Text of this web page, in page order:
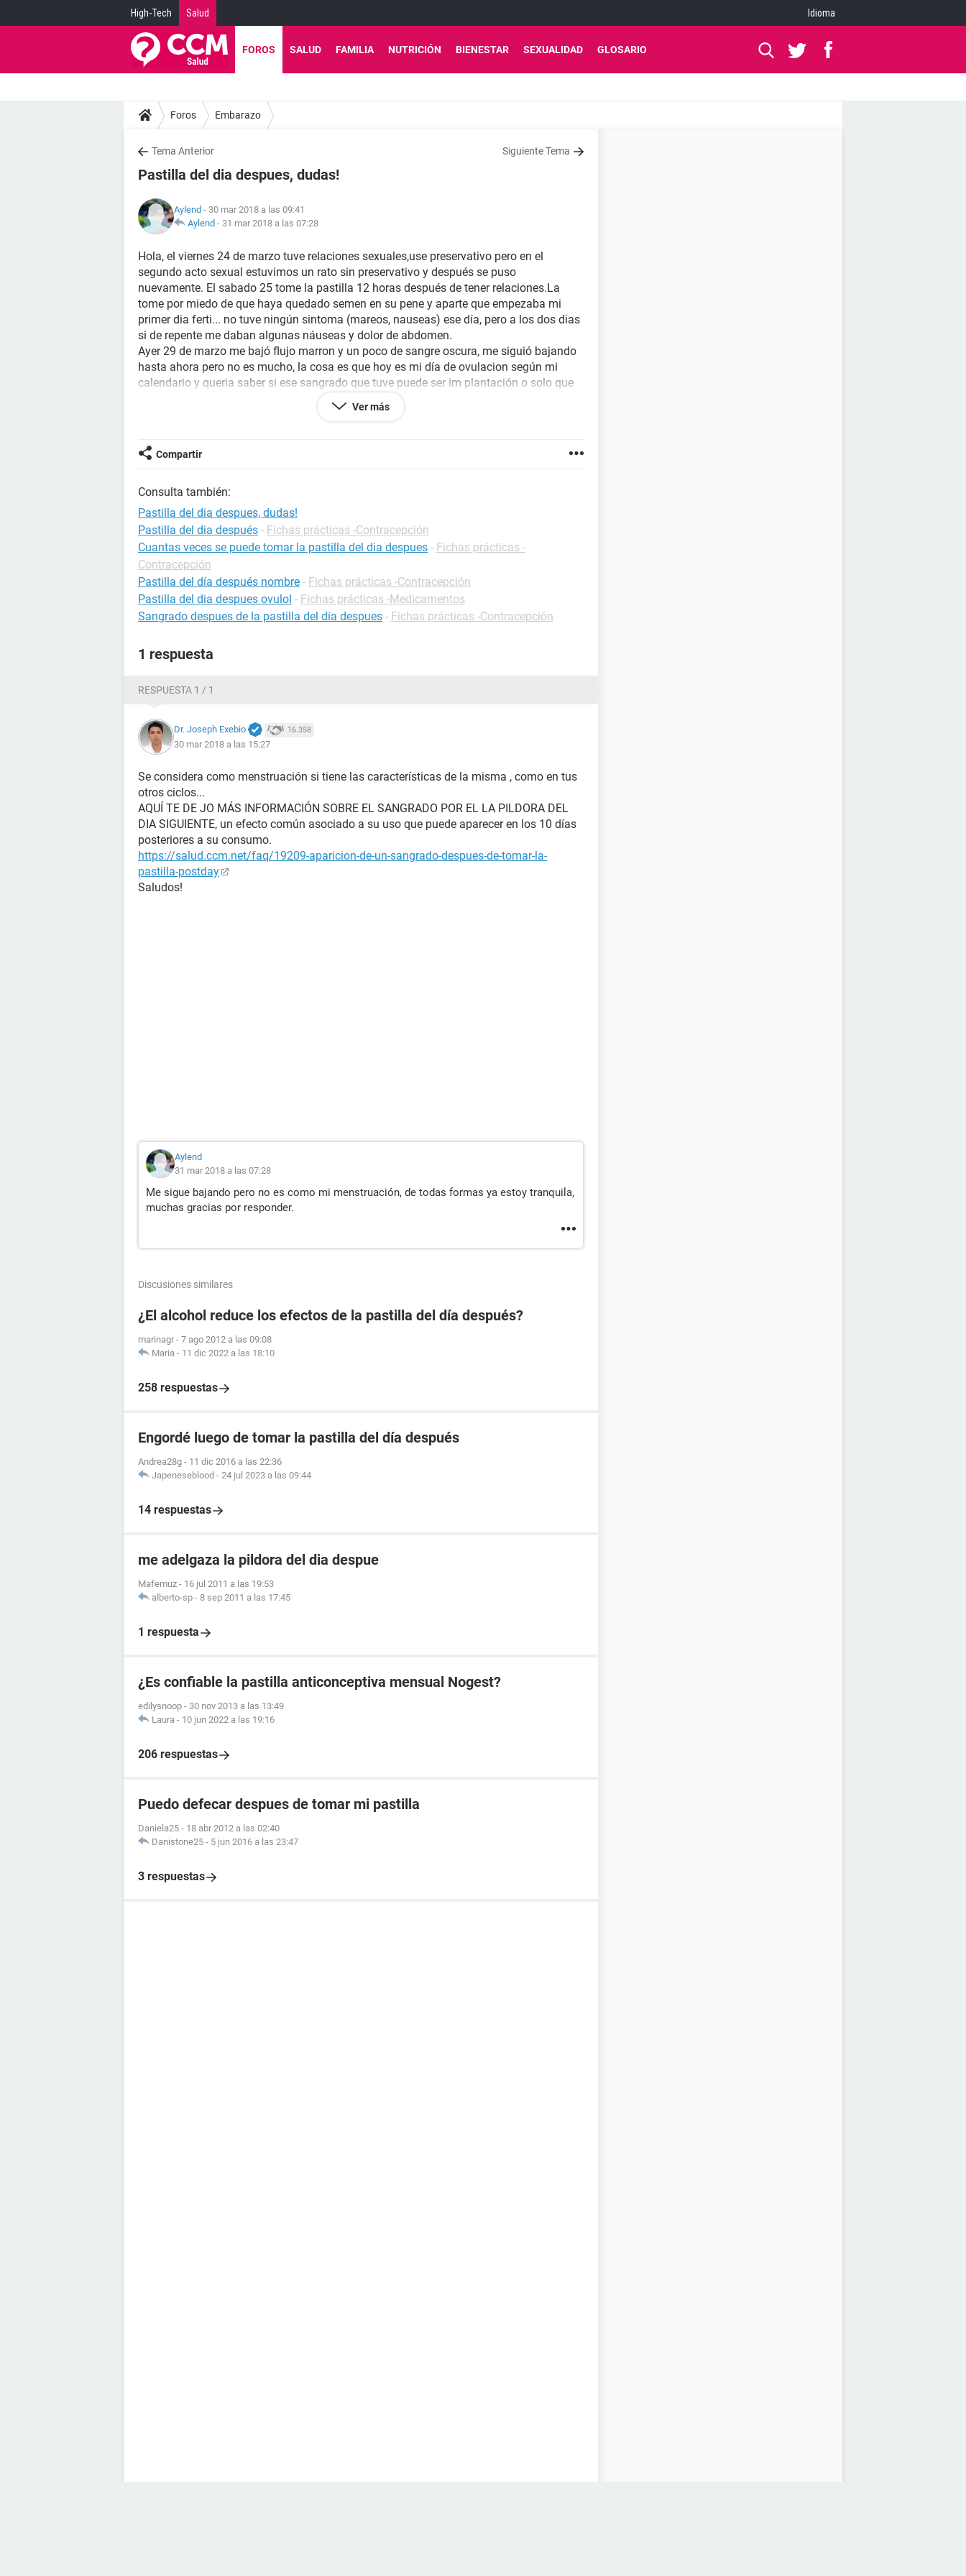
High-Tech Salud Idioma
FOROS SALUD FAMILIA NUTRICIÓN BIENESTAR SEXUALIDAD GLOSARIO
Foros Embarazo
Tema Anterior Siguiente Tema
Pastilla del dia despues, dudas!
Aylend - 30 mar 2018 a las 09:41
Aylend - 31 mar 2018 a las 07:28
Hola, el viernes 24 de marzo tuve relaciones sexuales,use preservativo pero en el
segundo acto sexual estuvimos un rato sin preservativo y después se puso
nuevamente. El sabado 25 tome la pastilla 12 horas después de tener relaciones.La
tome por miedo de que haya quedado semen en su pene y aparte que empezaba mi
primer dia ferti... no tuve ningún sintoma (mareos, nauseas) ese día, pero a los dos dias
si de repente me daban algunas náuseas y dolor de abdomen.
Ayer 29 de marzo me bajó flujo marron y un poco de sangre oscura, me siguió bajando
hasta ahora pero no es mucho, la cosa es que hoy es mi día de ovulacion según mi
calendario y queria saber si ese sangrado que tuve puede ser im plantación o solo que
llegar el 12 de abril, me va a llegar o tengo que considerar esto como menstruación ya?
Contestenme por favorrr estoy con muchas dudas, gracias de antemano.
Ver más
Compartir
Consulta también:
Pastilla del dia despues, dudas!
Pastilla del dia después - Fichas prácticas -Contracepción
Cuantas veces se puede tomar la pastilla del dia despues - Fichas prácticas -
Contracepción
Pastilla del día después nombre - Fichas prácticas -Contracepción
Pastilla del dia despues ovulol - Fichas prácticas -Medicamentos
Sangrado despues de la pastilla del dia despues - Fichas prácticas -Contracepción
1 respuesta
RESPUESTA 1 / 1
Dr. Joseph Exebio 16.358
30 mar 2018 a las 15:27
Se considera como menstruación si tiene las características de la misma , como en tus
otros ciclos...
AQUÍ TE DE JO MÁS INFORMACIÓN SOBRE EL SANGRADO POR EL LA PILDORA DEL
DIA SIGUIENTE, un efecto común asociado a su uso que puede aparecer en los 10 días
posteriores a su consumo.
https://salud.ccm.net/faq/19209-aparicion-de-un-sangrado-despues-de-tomar-la-
pastilla-postday
Saludos!
Aylend
31 mar 2018 a las 07:28
Me sigue bajando pero no es como mi menstruación, de todas formas ya estoy tranquila,
muchas gracias por responder.
Discusiones similares
¿El alcohol reduce los efectos de la pastilla del día después?
marinagr - 7 ago 2012 a las 09:08
Maria - 11 dic 2022 a las 18:10
258 respuestas
Engordé luego de tomar la pastilla del día después
Andrea28g - 11 dic 2016 a las 22:36
Japeneseblood - 24 jul 2023 a las 09:44
14 respuestas
me adelgaza la pildora del dia despue
Mafemuz - 16 jul 2011 a las 19:53
alberto-sp - 8 sep 2011 a las 17:45
1 respuesta
¿Es confiable la pastilla anticonceptiva mensual Nogest?
edilysnoop - 30 nov 2013 a las 13:49
Laura - 10 jun 2022 a las 19:16
206 respuestas
Puedo defecar despues de tomar mi pastilla
Daniela25 - 18 abr 2012 a las 02:40
Danistone25 - 5 jun 2016 a las 23:47
3 respuestas